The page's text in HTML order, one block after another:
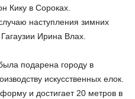
Кику в Сороках.
наступления зимних
Ирина Влах.
подарена городу в
искусственных елок.
и достигает 20 метров в